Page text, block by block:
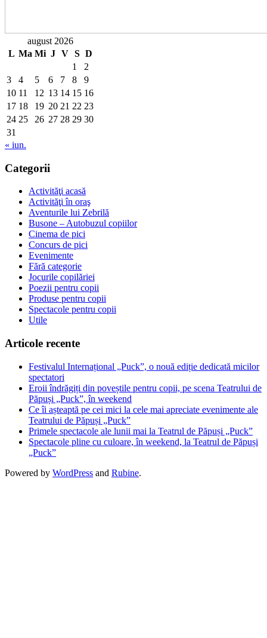
august 2026
L Ma Mi J V S D
1
2
3
4 5 6 7 8
9
10 11 12 13 14 15 16
17 18 19 20 21 22 23
24 25 26 27 28 29 30
31
« iun.
Categorii
Activităţi acasă
Activităţi în oraş
Aventurile lui Zebrilă
Busone – Autobuzul copiilor
Cinema de pici
Concurs de pici
Evenimente
Fără categorie
Jocurile copilăriei
Poezii pentru copii
Produse pentru copii
Spectacole pentru copii
Utile
Articole recente
Festivalul Internațional „Puck”, o nouă ediție dedicată micilor
spectatori
Eroii îndrăgiți din poveștile pentru copii, pe scena Teatrului de
Păpuși „Puck”, în weekend
Ce îi așteaptă pe cei mici la cele mai apreciate evenimente ale
Teatrului de Păpuși „Puck”
Primele spectacole ale lunii mai la Teatrul de Păpuși „Puck”
Spectacole pline cu culoare, în weekend, la Teatrul de Păpuși
„Puck”
Powered by WordPress and Rubine.